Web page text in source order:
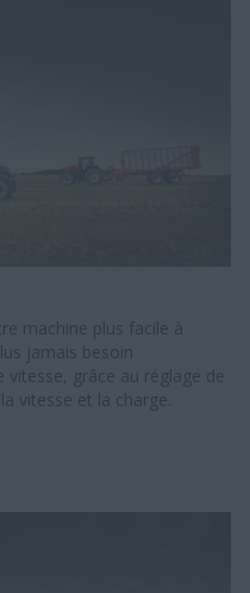
machine plus facile à
jamais besoin
grâce au réglage de
vitesse et la charge.